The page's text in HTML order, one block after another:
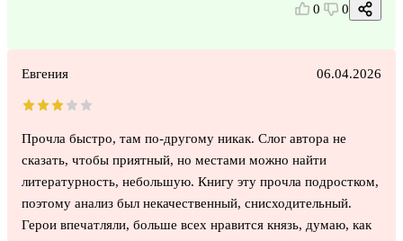
0 0
Евгения 06.04.2026
Прочла быстро, там по-другому никак. Слог автора не
сказать, чтобы приятный, но местами можно найти
литературность, небольшую. Книгу эту прочла подростком,
поэтому анализ был некачественный, снисходительный.
Герои впечатляли, больше всех нравится князь, думаю, как